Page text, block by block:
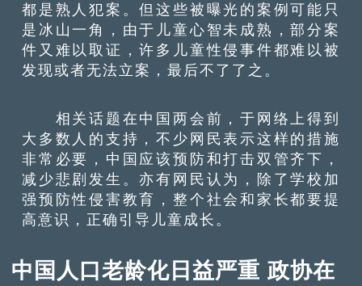
都是熟人犯案。但这些被曝光的案例可能只
是冰山一角，由于儿童心智未成熟，部分案
件又难以取证，许多儿童性侵事件都难以被
发现或者无法立案，最后不了了之。
相关话题在中国两会前，于网络上得到
大多数人的支持，不少网民表示这样的措施
非常必要，中国应该预防和打击双管齐下，
减少悲剧发生。亦有网民认为，除了学校加
强预防性侵害教育，整个社会和家长都要提
高意识，正确引导儿童成长。
中国人口老龄化日益严重 政协在